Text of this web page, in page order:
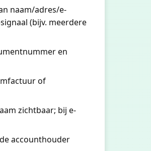
naam/adres/e-
(bijv. meerdere
en
of
zichtbaar; bij e-
accounthouder